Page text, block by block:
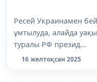
Ресей Украинамен
ұмтылуда, алайда
туралы РФ презид...
16 желтоқсан 2025